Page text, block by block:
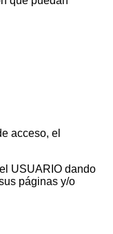
acceso, el
USUARIO dando
páginas y/o